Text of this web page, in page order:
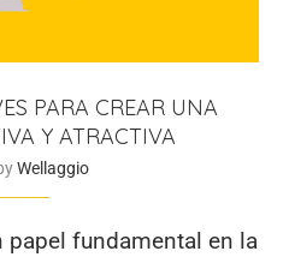
PARA CREAR UNA
Y ATRACTIVA
Wellaggio
papel fundamental en la